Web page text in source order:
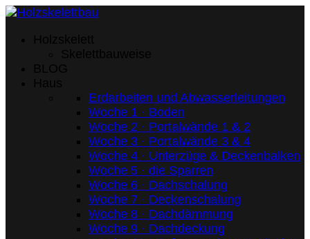
Erdarbeiten und Abwasserleitungen
Woche 1 · Boden
Woche 2 · Portalwände 1 & 2
Woche 3 · Portalwände 3 & 4
Woche 4 · Unterzüge & Deckenbalken
Woche 5 · die Sparren
Woche 6 · Dachschalung
Woche 7 · Deckenschalung
Woche 8 · Dachdämmung
Woche 9 · Dachdeckung